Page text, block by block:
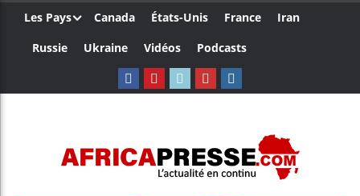
Les Pays Canada États-Unis France
Iran
Russie
Ukraine Vidéos Podcasts